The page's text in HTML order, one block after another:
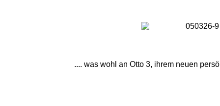
.... was wohl an Otto 3, ihrem neuen